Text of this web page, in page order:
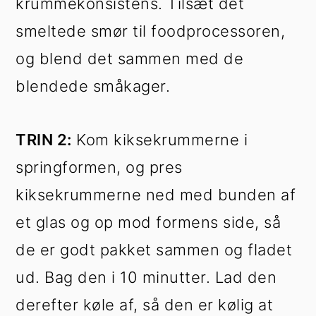
smeltede smør til foodprocessoren,
og blend det sammen med de
blendede småkager.
TRIN 2: Kom kiksekrummerne i
springformen, og pres
kiksekrummerne ned med bunden af
et glas og op mod formens side, så
de er godt pakket sammen og fladet
ud. Bag den i 10 minutter. Lad den
derefter køle af, så den er kølig at